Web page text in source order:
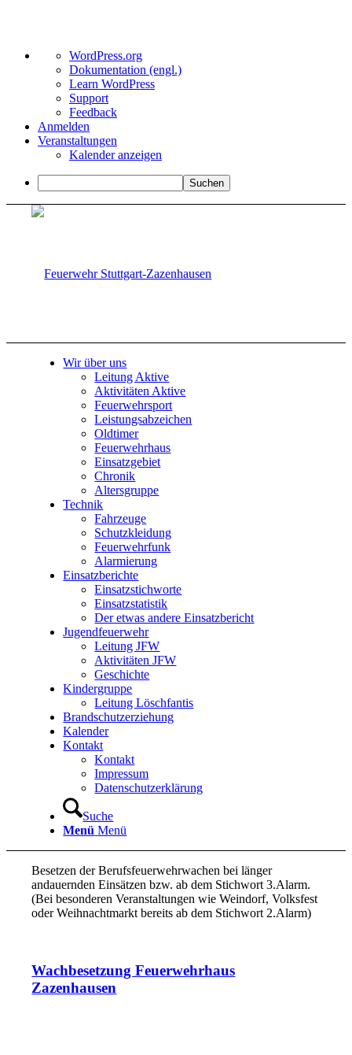
Über
WordPress
WordPress.org
Dokumentation (engl.)
Learn WordPress
Support
Feedback
Anmelden
Veranstaltungen
Kalender anzeigen
Suchen
Wir über uns
Leitung Aktive
Aktivitäten Aktive
Feuerwehrsport
Leistungsabzeichen
Oldtimer
Feuerwehrhaus
Einsatzgebiet
Chronik
Altersgruppe
Technik
Fahrzeuge
Schutzkleidung
Feuerwehrfunk
Alarmierung
Einsatzberichte
Einsatzstichworte
Einsatzstatistik
Der etwas andere Einsatzbericht
Jugendfeuerwehr
Leitung JFW
Aktivitäten JFW
Geschichte
Kindergruppe
Leitung Löschfantis
Brandschutzerziehung
Kalender
Kontakt
Kontakt
Impressum
Datenschutzerklärung
Suche
Menü Menü
Besetzen der Berufsfeuerwehrwachen bei länger
andauernden Einsätzen bzw. ab dem Stichwort 3.Alarm.
(Bei besonderen Veranstaltungen wie Weindorf, Volksfest
oder Weihnachtmarkt bereits ab dem Stichwort 2.Alarm)
Wachbesetzung Feuerwehrhaus
Zazenhausen